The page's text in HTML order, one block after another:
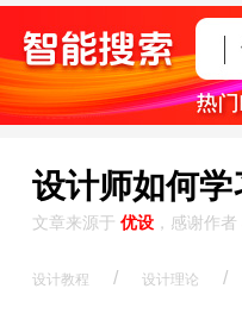
设计师如何
文章来源于 优设 ，感谢作者
设计教程 / 设计理论 /